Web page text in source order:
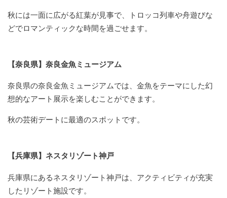
秋には一面に広がる紅葉が見事で、トロッコ列車や舟遊びな
どでロマンティックな時間を過ごせます。
【奈良県】奈良金魚ミュージアム
奈良県の奈良金魚ミュージアムでは、金魚をテーマにした幻
想的なアート展示を楽しむことができます。
秋の芸術デートに最適のスポットです。
【兵庫県】ネスタリゾート神戸
兵庫県にあるネスタリゾート神戸は、アクティビティが充実
したリゾート施設です。